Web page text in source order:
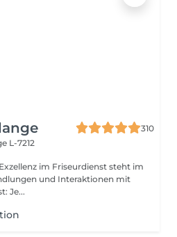
310
L-7212
und Interaktionen mit
Je...